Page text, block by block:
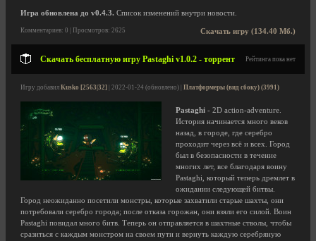
Игра обновлена до v0.4.3. Список изменений внутри новости.
Скачать игру (134.40 Мб.)
Комментариев: 0 | Просмотров: 2625
Скачать бесплатную игру Pastaghi v1.0.2 - торрент Рейтинга пока нет
Игру добавил Kusko [2563|32] | 2022-01-24 (обновлено) | Платформеры (вид сбоку) (3991)
Pastaghi - 2D action-adventure.
История начинается много веков
назад, в городе, где серебро
проходит через всё и всех. Город
был в безопасности в течение
многих лет, все благодаря воину
Pastaghi, который теперь дремлет в
ожидании следующей битвы.
Город неожиданно посетили монстры, которые захватили старые шахты, они
потребовали серебро города; после отказа горожан, они взяли его силой. Воин
Pastaghi повидал много битв. Теперь он отправляется в шахтные стволы, чтобы
сразиться с каждым монстром на своем пути и вернуть каждую серебряную